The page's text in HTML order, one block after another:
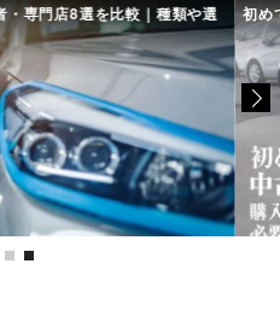
専門店8選を比較｜種類や選 初め